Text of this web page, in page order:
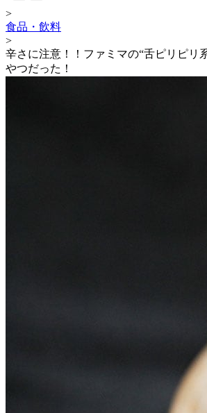
>
食品・飲料
>
辛さに注意！！ファミマの“舌ピリピリ
やつだった！